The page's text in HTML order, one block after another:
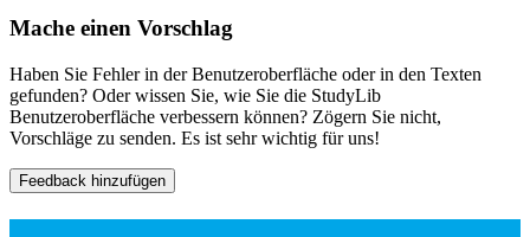
Mache einen Vorschlag
Haben Sie Fehler in der Benutzeroberfläche oder in den Texten
gefunden? Oder wissen Sie, wie Sie die StudyLib
Benutzeroberfläche verbessern können? Zögern Sie nicht,
Vorschläge zu senden. Es ist sehr wichtig für uns!
Feedback hinzufügen